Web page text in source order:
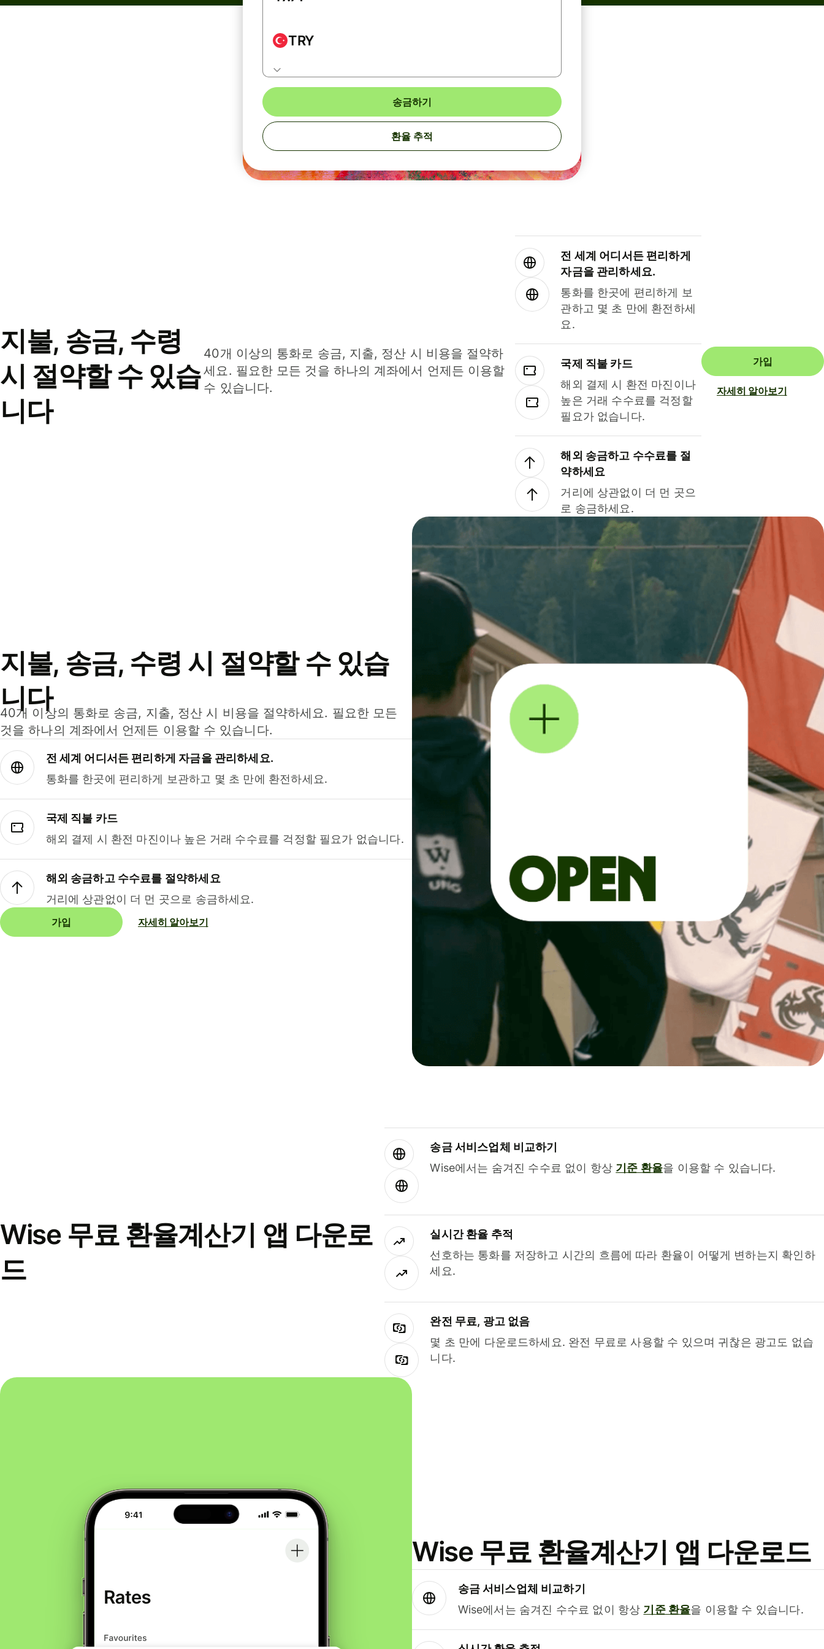
TRY
송금하기
환율 추적
지불, 송금, 수령
시 절약할 수 있습
니다
40개 이상의 통화로 송금, 지출, 정산 시 비용을 절약하
세요. 필요한 모든 것을 하나의 계좌에서 언제든 이용할
수 있습니다.
전 세계 어디서든 편리하게
자금을 관리하세요.
통화를 한곳에 편리하게 보
관하고 몇 초 만에 환전하세
요.
국제 직불 카드
해외 결제 시 환전 마진이나
높은 거래 수수료를 걱정할
필요가 없습니다.
해외 송금하고 수수료를 절
약하세요
거리에 상관없이 더 먼 곳으
로 송금하세요.
가입
자세히 알아보기
지불, 송금, 수령 시 절약할 수 있습
니다
40개 이상의 통화로 송금, 지출, 정산 시 비용을 절약하세요. 필요한 모든
것을 하나의 계좌에서 언제든 이용할 수 있습니다.
전 세계 어디서든 편리하게 자금을 관리하세요.
통화를 한곳에 편리하게 보관하고 몇 초 만에 환전하세요.
국제 직불 카드
해외 결제 시 환전 마진이나 높은 거래 수수료를 걱정할 필요가 없습니다.
해외 송금하고 수수료를 절약하세요
거리에 상관없이 더 먼 곳으로 송금하세요.
가입 자세히 알아보기
Wise 무료 환율계산기 앱 다운로
드
송금 서비스업체 비교하기
Wise에서는 숨겨진 수수료 없이 항상 기준 환율을 이용할 수 있습니다.
실시간 환율 추적
선호하는 통화를 저장하고 시간의 흐름에 따라 환율이 어떻게 변하는지 확인하
세요.
완전 무료, 광고 없음
몇 초 만에 다운로드하세요. 완전 무료로 사용할 수 있으며 귀찮은 광고도 없습
니다.
Wise 무료 환율계산기 앱 다운로드
송금 서비스업체 비교하기
Wise에서는 숨겨진 수수료 없이 항상 기준 환율을 이용할 수 있습니다.